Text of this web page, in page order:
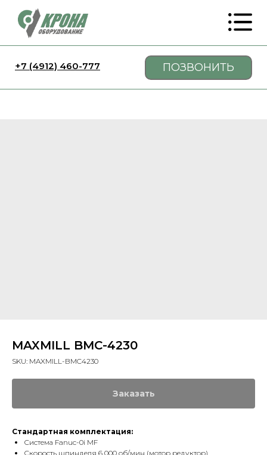
+7 (4912) 460-777 ПОЗВОНИТЬ
MAXMILL BMC-4230
SKU: MAXMILL-BMC4230
Заказать
Стандартная комплектация:
Система Fanuc-0i MF
Скорость шпинделя 6 000 об/мин (мотор редуктор)